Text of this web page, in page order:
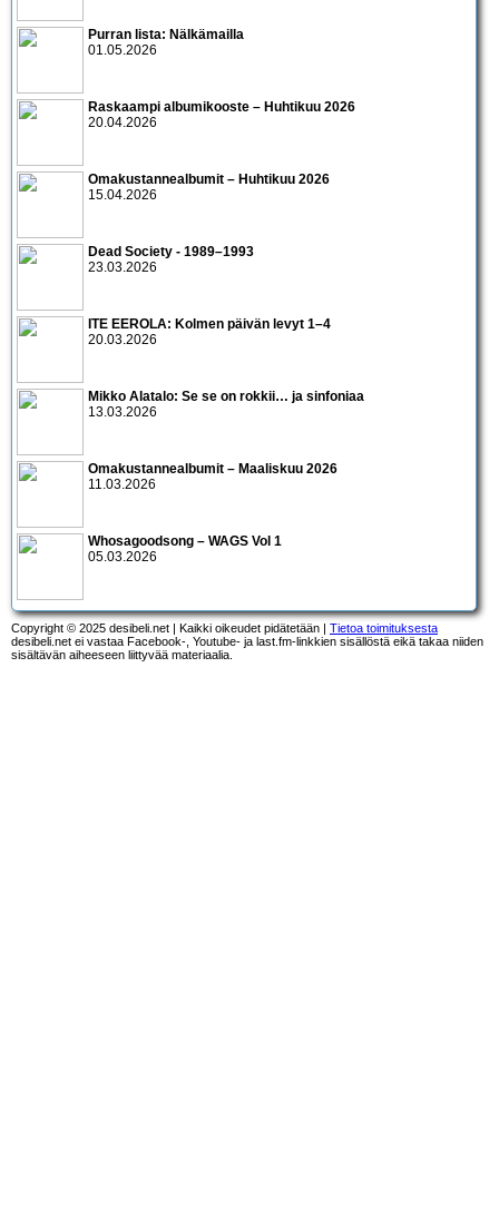
Purran lista: Nälkämailla
01.05.2026
Raskaampi albumikooste – Huhtikuu 2026
20.04.2026
Omakustannealbumit – Huhtikuu 2026
15.04.2026
Dead Society - 1989–1993
23.03.2026
ITE EEROLA: Kolmen päivän levyt 1–4
20.03.2026
Mikko Alatalo: Se se on rokkii… ja sinfoniaa
13.03.2026
Omakustannealbumit – Maaliskuu 2026
11.03.2026
Whosagoodsong – WAGS Vol 1
05.03.2026
Copyright © 2025 desibeli.net | Kaikki oikeudet pidätetään | Tietoa toimituksesta
desibeli.net ei vastaa Facebook-, Youtube- ja last.fm-linkkien sisällöstä eikä takaa niiden
sisältävän aiheeseen liittyvää materiaalia.